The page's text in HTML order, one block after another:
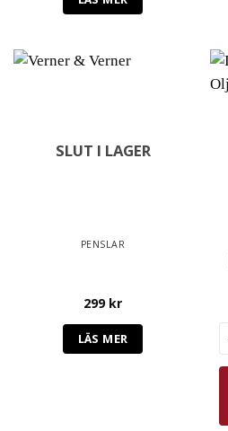
SLUT I LAGER
PENSLAR
299 kr
LÄS MER